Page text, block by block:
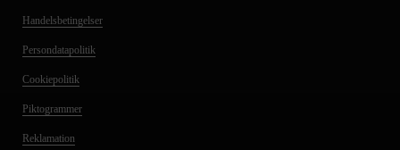
Handelsbetingelser
Persondatapolitik
Cookiepolitik
Piktogrammer
Reklamation